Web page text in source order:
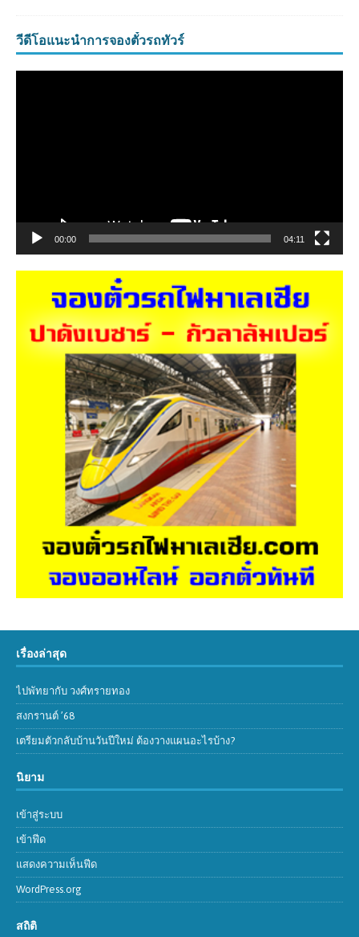
วีดีโอแนะนำการจองตั๋วรถทัวร์
00:00 04:11
เรื่องล่าสุด
ไปพัทยากับ วงศ์ทรายทอง
สงกรานต์ ’68
เตรียมตัวกลับบ้านวันปีใหม่ ต้องวางแผนอะไรบ้าง?
นิยาม
เข้าสู่ระบบ
เข้าฟีด
แสดงความเห็นฟีด
WordPress.org
สถิติ